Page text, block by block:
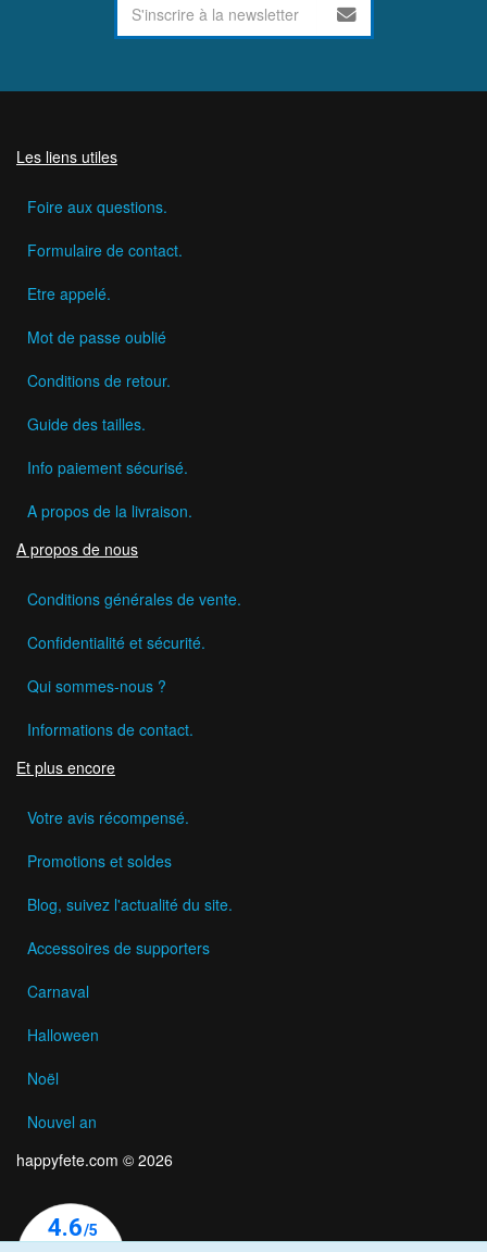
Les liens utiles
Foire aux questions.
Formulaire de contact.
Etre appelé.
Mot de passe oublié
Conditions de retour.
Guide des tailles.
Info paiement sécurisé.
A propos de la livraison.
A propos de nous
Conditions générales de vente.
Confidentialité et sécurité.
Qui sommes-nous ?
Informations de contact.
Et plus encore
Votre avis récompensé.
Promotions et soldes
Blog, suivez l'actualité du site.
Accessoires de supporters
Carnaval
Halloween
Noël
Nouvel an
happyfete.com © 2026